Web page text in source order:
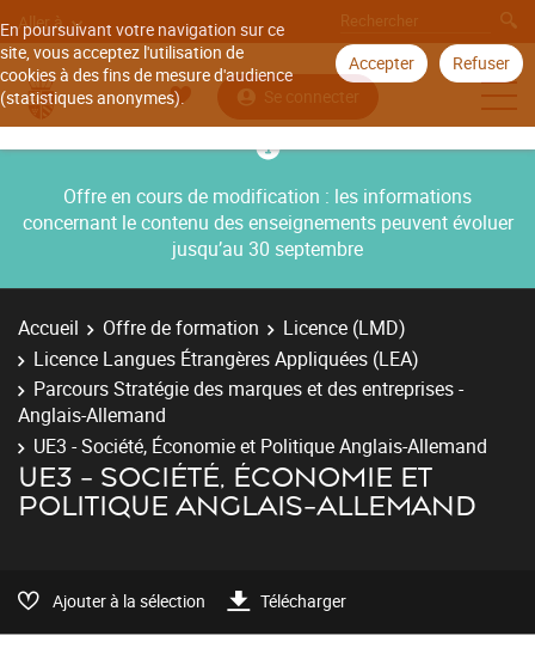
En poursuivant votre navigation sur ce
site, vous acceptez l'utilisation de
cookies à des fins de mesure d'audience
(statistiques anonymes).
Accepter Refuser
Aller à
Se connecter
Offre en cours de modification : les informations
concernant le contenu des enseignements peuvent évoluer
jusqu’au 30 septembre
Accueil Offre de formation
Licence (LMD)
Licence Langues Étrangères Appliquées (LEA)
Parcours Stratégie des marques et des entreprises -
Anglais-Allemand
UE3 - Société, Économie et Politique Anglais-Allemand
UE3 - SOCIÉTÉ, ÉCONOMIE ET
POLITIQUE ANGLAIS-ALLEMAND
Ajouter à la sélection Télécharger